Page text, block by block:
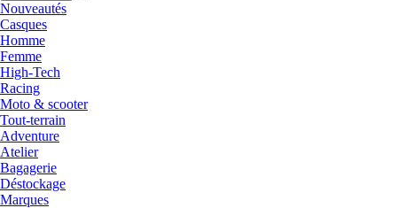
Nouveautés
Casques
Homme
Femme
High-Tech
Racing
Moto & scooter
Tout-terrain
Adventure
Atelier
Bagagerie
Déstockage
Marques